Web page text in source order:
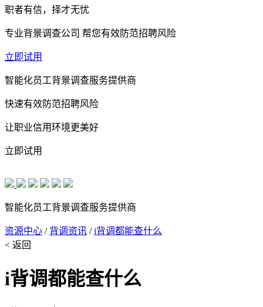
职者有信，择才无忧
专业背景调查公司 帮您有效防范招聘风险
立即试用
智能化员工背景调查服务提供商
快速有效防范招聘风险
让职业信用环境更美好
立即试用
智能化员工背景调查服务提供商
资源中心 / 背调资讯 /i背调都能查什么
< 返回
i背调都能查什么